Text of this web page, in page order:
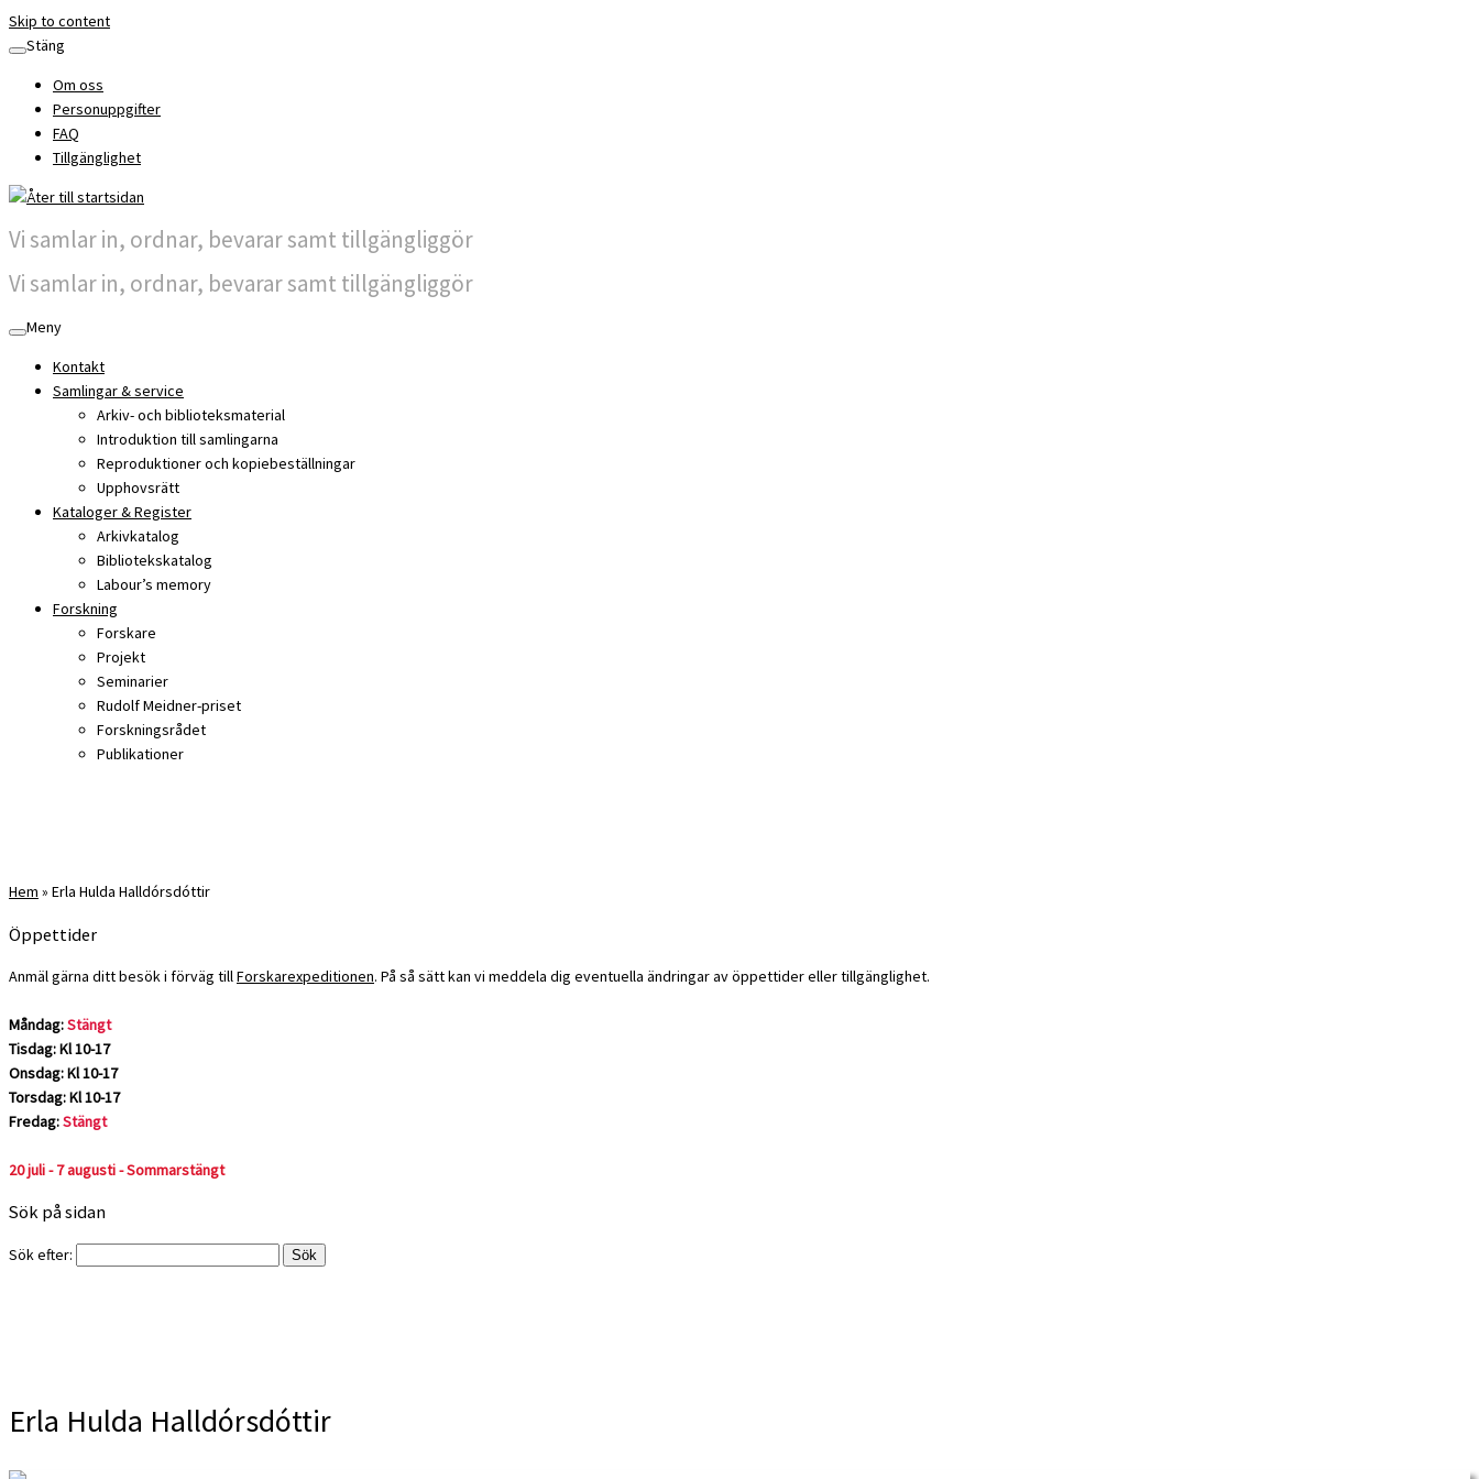
Skip to content
Stäng
Om oss
Personuppgifter
FAQ
Tillgänglighet
Vi samlar in, ordnar, bevarar samt tillgängliggör
Vi samlar in, ordnar, bevarar samt tillgängliggör
Meny
Kontakt
Samlingar & service
Arkiv- och biblioteksmaterial
Introduktion till samlingarna
Reproduktioner och kopiebeställningar
Upphovsrätt
Kataloger & Register
Arkivkatalog
Bibliotekskatalog
Labour’s memory
Forskning
Forskare
Projekt
Seminarier
Rudolf Meidner-priset
Forskningsrådet
Publikationer
Hem » Erla Hulda Halldórsdóttir
Öppettider
Anmäl gärna ditt besök i förväg tillForskarexpeditionen. På så sätt kan vi meddela dig eventuella ändringar av öppettider eller tillgänglighet.
Måndag:Stängt
Tisdag: Kl 10-17
Onsdag: Kl 10-17
Torsdag: Kl 10-17
Fredag:Stängt
20 juli - 7 augusti - Sommarstängt
Sök på sidan
Sök efter:
Erla Hulda Halldórsdóttir